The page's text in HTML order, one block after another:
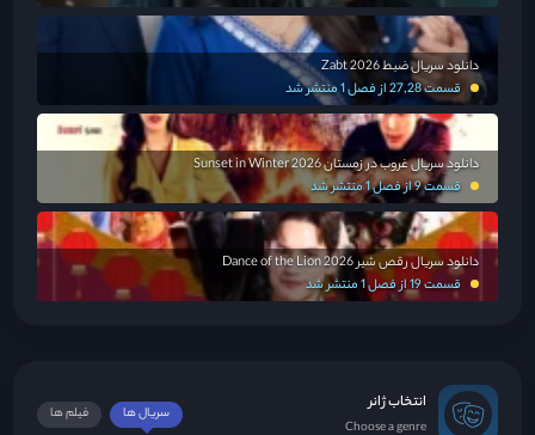
دانلود سریال ضبط Zabt 2026
قسمت 27,28 از فصل 1 منتشر شد
دانلود سریال غروب در زمستان Sunset in Winter 2026
قسمت 9 از فصل 1 منتشر شد
دانلود سریال رقص شیر Dance of the Lion 2026
قسمت 19 از فصل 1 منتشر شد
انتخاب ژانر
Choose a genre
فیلم ها سریال ها